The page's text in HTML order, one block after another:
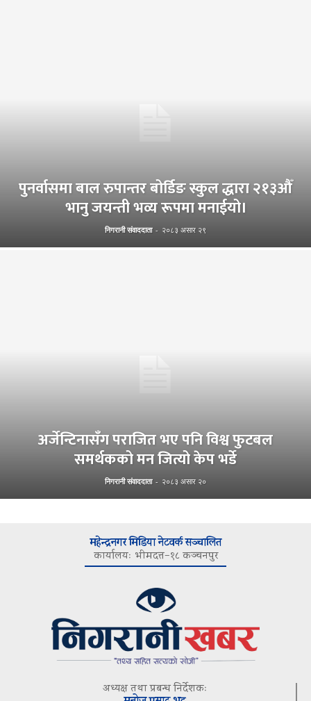
पुनर्वासमा बाल रुपान्तर बोर्डिङ स्कुल द्धारा २१३औँ
भानु जयन्ती भव्य रूपमा मनाईयो।
निगरानी संवाददाता - २०८३ असार २९
अर्जेन्टिनासँग पराजित भए पनि विश्व फुटबल
समर्थकको मन जित्यो केप भर्डे
निगरानी संवाददाता - २०८३ असार २०
महेन्द्रनगर मिडिया नेटवर्क सञ्चालित
कार्यालयः भीमदत्त–१८ कञ्चनपुर
अध्यक्ष तथा प्रबन्ध निर्देशकः